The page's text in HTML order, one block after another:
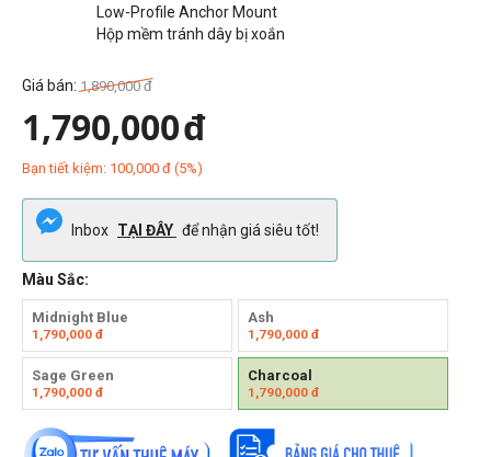
Low-Profile Anchor Mount
Hộp mềm tránh dây bị xoắn
Giá bán: 1,890,000 đ
1,790,000đ
Bạn tiết kiệm: 100,000 đ (5%)
Inbox TẠI ĐÂY để nhận giá siêu tốt!
Màu Sắc:
Midnight Blue
1,790,000 đ
Ash
1,790,000đ
Sage Green
1,790,000 đ
Charcoal
1,790,000đ